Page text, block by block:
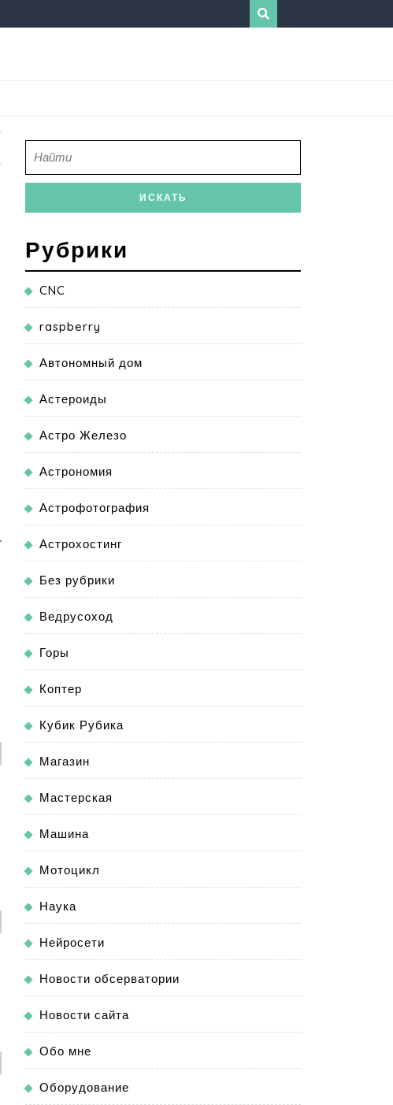
Рубрики
CNC
raspberry
Автономный дом
Астероиды
Астро Железо
Астрономия
Астрофотография
Астрохостинг
Без рубрики
Ведрусоход
Горы
Коптер
Кубик Рубика
Магазин
Мастерская
Машина
Мотоцикл
Наука
Нейросети
Новости обсерватории
Новости сайта
Обо мне
Оборудование